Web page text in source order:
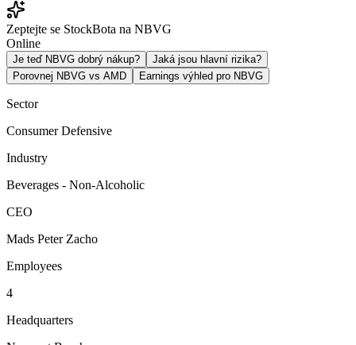
Zeptejte se StockBota na NBVG
Online
Je teď NBVG dobrý nákup?
Jaká jsou hlavní rizika?
Porovnej NBVG vs AMD
Earnings výhled pro NBVG
Sector
Consumer Defensive
Industry
Beverages - Non-Alcoholic
CEO
Mads Peter Zacho
Employees
4
Headquarters